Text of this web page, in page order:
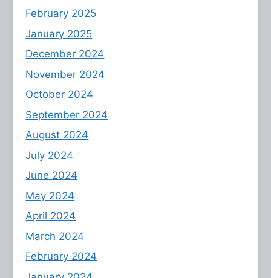
February 2025
January 2025
December 2024
November 2024
October 2024
September 2024
August 2024
July 2024
June 2024
May 2024
April 2024
March 2024
February 2024